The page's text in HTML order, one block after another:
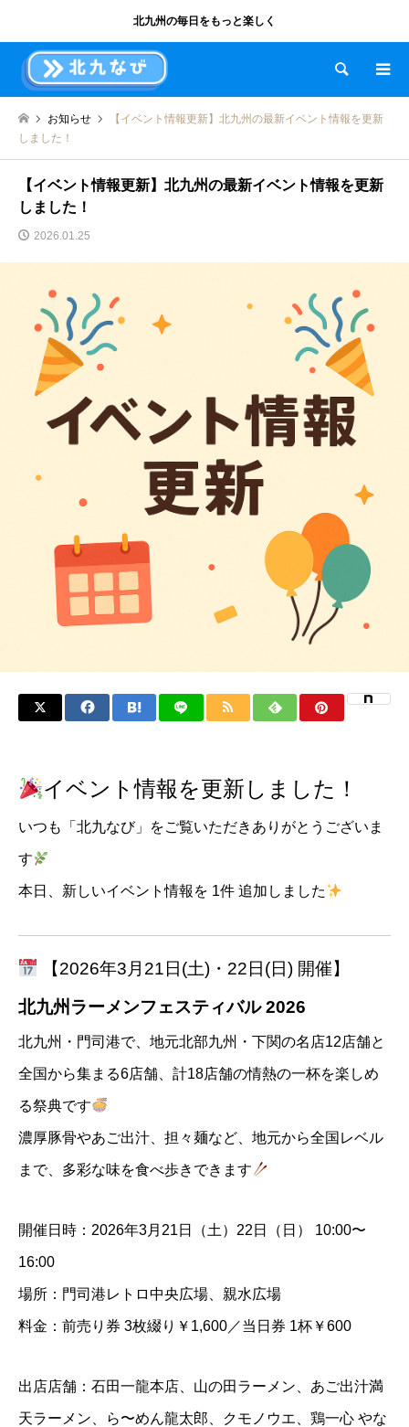
北九州の毎日をもっと楽しく
検索
お知らせ
【イベント情報更新】北九州の最新イベント情報を更新
しました！
【イベント情報更新】北九州の最新イベント情報を更新
しました！
2026.01.25
イベント情報を更新しました！
いつも「北九なび」をご覧いただきありがとうございま
す
本日、新しいイベント情報を 1件 追加しました
【2026年3月21日(土)・22日(日) 開催】
北九州ラーメンフェスティバル 2026
北九州・門司港で、地元北部九州・下関の名店12店舗と
全国から集まる6店舗、計18店舗の情熱の一杯を楽しめ
る祭典です
濃厚豚骨やあご出汁、担々麺など、地元から全国レベル
まで、多彩な味を食べ歩きできます
開催日時：2026年3月21日（土）22日（日） 10:00〜
16:00
場所：門司港レトロ中央広場、親水広場
料金：前売り券 3枚綴り￥1,600／当日券 1杯￥600
出店店舗：石田一龍本店、山の田ラーメン、あご出汁満
天ラーメン、ら〜めん龍太郎、クモノウエ、鶏一心 やな